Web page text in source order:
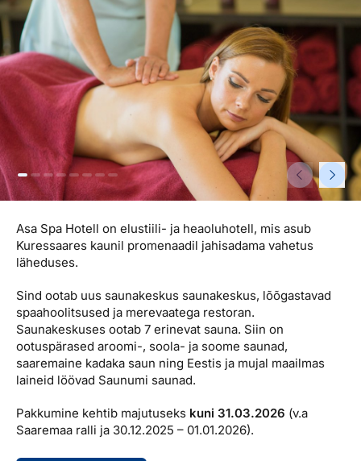
Reisitarvete e-pood
Airalo eSIM
Reisija meelespea
Kuldkaart
Platinum Club
Püsisoodustused
Boonuspunktid
Meist
Ettevõttest, kontaktid, reisikonsultandi teenus, tule
tööle, uudised...
Ettevõttest
Kontaktid
Reisikonsultandi teenus
Tule tööle
Asa Spa Hotell on elustiili- ja heaoluhotell, mis asub
Kuressaares kaunil promenaadil jahisadama vahetus
läheduses.
Sind ootab uus saunakeskus saunakeskus, lõõgastavad
spaahoolitsused ja merevaatega restoran.
Saunakeskuses ootab 7 erinevat sauna. Siin on
ootuspärased aroomi-, soola- ja soome saunad,
saaremaine kadaka saun ning Eestis ja mujal maailmas
laineid löövad Saunumi saunad.
Pakkumine kehtib majutuseks kuni 31.03.2026 (v.a
Saaremaa ralli ja 30.12.2025 – 01.01.2026).